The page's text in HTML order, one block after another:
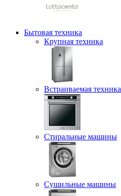
Бытовая техника
Крупная техника
Встраиваемая техника
Стиральные машины
Сушильные машины